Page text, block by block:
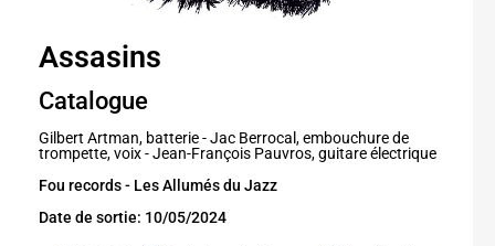
Assasins
Catalogue
Gilbert Artman, batterie - Jac Berrocal, embouchure de
trompette, voix - Jean-François Pauvros, guitare électrique
Fou records - Les Allumés du Jazz
Date de sortie: 10/05/2024